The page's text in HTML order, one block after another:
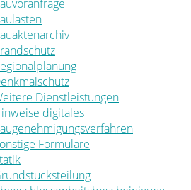
Dienstleistungen
digitales
Formulare